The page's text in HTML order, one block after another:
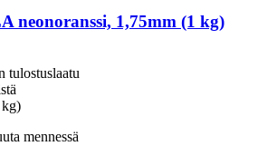
neonoranssi, 1,75mm (1 kg)
tulostuslaatu
mennessä